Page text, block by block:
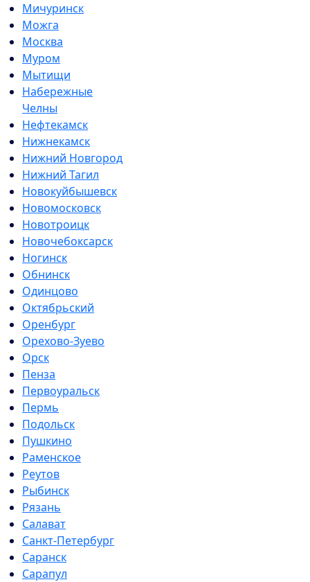
Мичуринск
Можга
Москва
Муром
Мытищи
Набережные
Челны
Нефтекамск
Нижнекамск
Нижний Новгород
Нижний Тагил
Новокуйбышевск
Новомосковск
Новотроицк
Новочебоксарск
Ногинск
Обнинск
Одинцово
Октябрьский
Оренбург
Орехово-Зуево
Орск
Пенза
Первоуральск
Пермь
Подольск
Пушкино
Раменское
Реутов
Рыбинск
Рязань
Салават
Санкт-Петербург
Саранск
Сарапул